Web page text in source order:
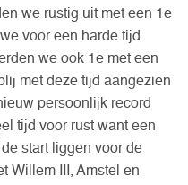
we rustig uit met een 1e
voor een harde tijd
we ook 1e met een
met deze tijd aangezien
persoonlijk record
tijd voor rust want een
start liggen voor de
Willem III, Amstel en